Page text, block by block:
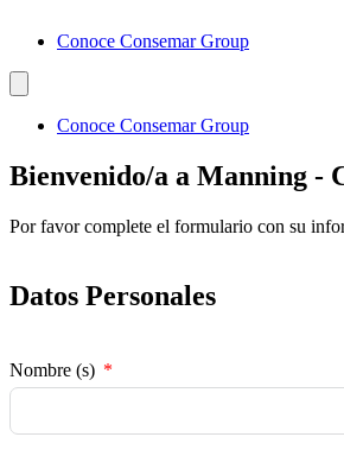
Conoce Consemar Group
Conoce Consemar Group
Bienvenido/a a Manning -
Por favor complete el formulario con su
Datos Personales
Nombre (s)